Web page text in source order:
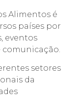
Alimentos é
países por
eventos
setores
da